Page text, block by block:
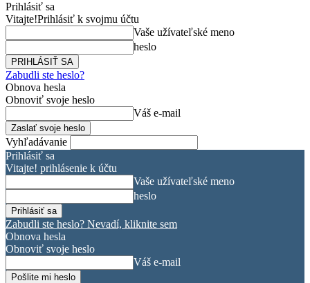
Prihlásiť sa
Vitajte!Prihlásiť k svojmu účtu
Vaše užívateľské meno
heslo
Zabudli ste heslo?
Obnova hesla
Obnoviť svoje heslo
Váš e-mail
Vyhľadávanie
Prihlásiť sa
Vitajte! prihlásenie k účtu
Vaše užívateľské meno
heslo
Zabudli ste heslo? Nevadí, kliknite sem
Obnova hesla
Obnoviť svoje heslo
Váš e-mail